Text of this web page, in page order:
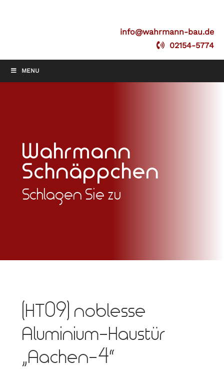
info@wahrmann-bau.de
02154-5774
MENU
Wahrmann
Schnäppchen
Schlagen Sie zu
(HT09) noblesse
Aluminium-Haustür
„Aachen-4“